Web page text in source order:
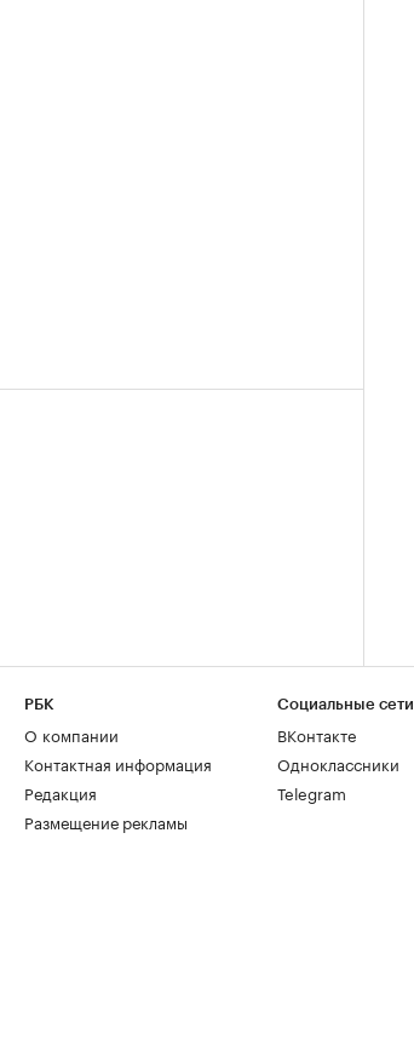
РБК
О компании
Контактная информация
Редакция
Размещение рекламы
Социальные сети
ВКонтакте
Одноклассники
Telegram